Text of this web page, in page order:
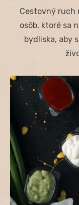
Cestovný ruch
osôb, ktoré sa
bydliska, aby